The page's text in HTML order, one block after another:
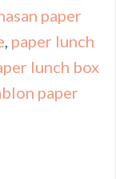
paper
paper lunch
lunch box
paper